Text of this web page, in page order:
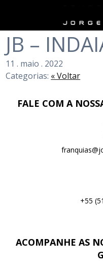
JB –
11 . maio . 2022
Categorias: « Voltar
FALE COM A
+55
ACOMPANHE AS